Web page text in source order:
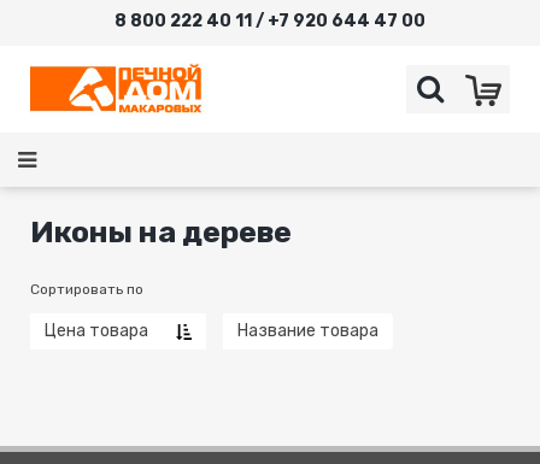
8 800 222 40 11 / +7 920 644 47 00
Иконы на дереве
Сортировать по
Цена товара Название товара